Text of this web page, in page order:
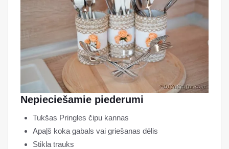
Nepieciešamie piederumi
Tukšas Pringles čipu kannas
Apaļš koka gabals vai griešanas dēlis
Stikla trauks